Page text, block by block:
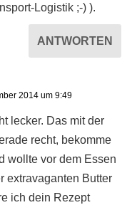
Logistik ;-) ).
ANTWORTEN
2014 um 9:49
lecker. Das mit der
recht, bekomme
wollte vor dem Essen
extravaganten Butter
ich dein Rezept